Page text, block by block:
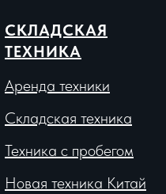
СКЛАДСКАЯ
ТЕХНИКА
Аренда техники
Складская техника
Техника с пробегом
Новая техника Китай